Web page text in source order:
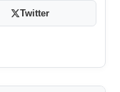
Twitter